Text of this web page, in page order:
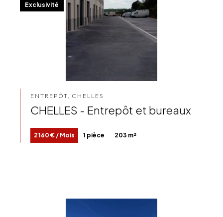
ENTREPÔT, CHELLES
CHELLES - Entrepôt et bureaux
2 160 € / Mois 1 pièce 203 m²
Exclusivité